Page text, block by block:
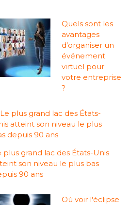
Quels sont les
avantages
d’organiser un
événement
virtuel pour
votre entreprise
?
plus grand lac des États-Unis
son niveau le plus bas
90 ans
Où voir l'éclipse